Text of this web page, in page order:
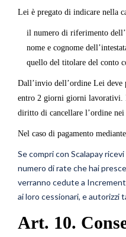
Lei è pregato di indicare nella
il numero di riferimento
nome e cognome
quello del titolare del conto
Dall’invio dell’ordine Lei deve
entro 2 giorni giorni
diritto di cancellare l’ordine
Nel caso di pagamento
Se compri con Scalapay
numero di rate che hai
verranno cedute a
ai loro cessionari, e autorizzi
Art. 10.